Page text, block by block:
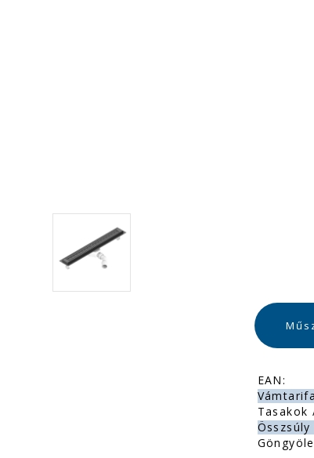
EAN:
Tasakok